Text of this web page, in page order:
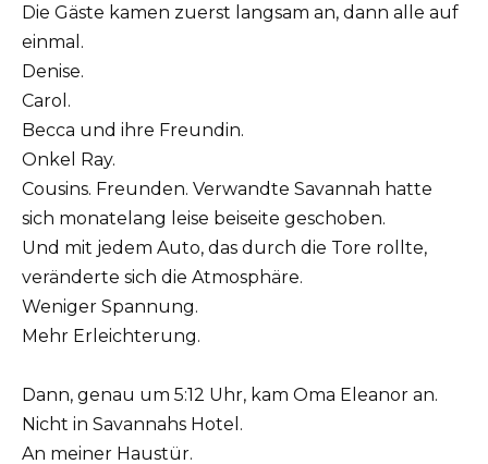
Die Gäste kamen zuerst langsam an, dann alle auf
einmal.
Denise.
Carol.
Becca und ihre Freundin.
Onkel Ray.
Cousins. Freunden. Verwandte Savannah hatte
sich monatelang leise beiseite geschoben.
Und mit jedem Auto, das durch die Tore rollte,
veränderte sich die Atmosphäre.
Weniger Spannung.
Mehr Erleichterung.
Dann, genau um 5:12 Uhr, kam Oma Eleanor an.
Nicht in Savannahs Hotel.
An meiner Haustür.